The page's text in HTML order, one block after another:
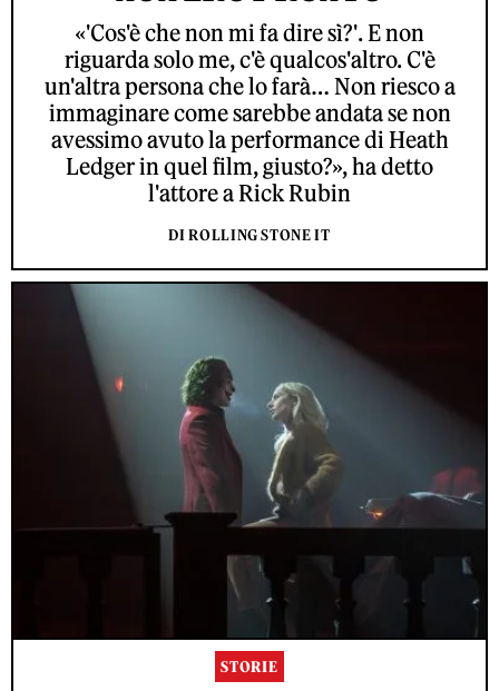
«'Cos'è che non mi fa dire sì?'. E non
riguarda solo me, c'è qualcos'altro. C'è
un'altra persona che lo farà… Non riesco a
immaginare come sarebbe andata se non
avessimo avuto la performance di Heath
Ledger in quel film, giusto?», ha detto
l'attore a Rick Rubin
DI ROLLING STONE IT
STORIE